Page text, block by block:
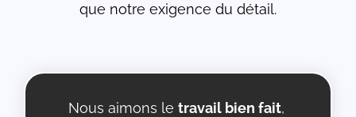
que notre exigence du détail.
Nous aimons letravail bien fait,